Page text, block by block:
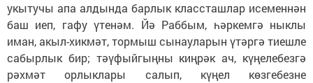
укытучы апа алдында барлык классташлар исеменнән
баш иеп, гафу үтенәм. Йә Раббым, һәркемгә ныклы
иман, акыл-хикмәт, тормыш сынауларын үтәргә тиешле
сабырлык бир; тәүфыйгыңны киңрәк ач, күңелебезгә
рәхмәт орлыклары салып, күңел көзгебезне